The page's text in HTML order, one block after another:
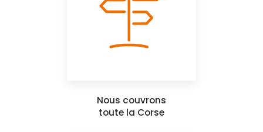
Nous couvrons
toute la Corse